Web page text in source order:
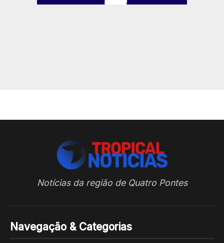
Notícias da região de Quatro Pontes
Navegação & Categorias